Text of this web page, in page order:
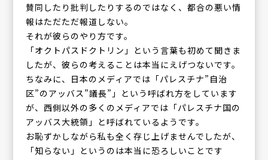
賛同したり批判したりするのではなく、都合の悪い情
報はただただ報道しない。
それが彼らのやり方です。
「オクトパスドクトリン」という言葉も初めて聞きま
したが、彼らの考えることは本当にえげつないです。
ちなみに、日本のメディアでは「パレスチナ”自治
区”のアッバス”議長”」という呼ばれ方をしています
が、西側以外の多くのメディアでは「パレスチナ国の
アッバス大統領」と呼ばれているようです。
お恥ずかしながら私も全く存じ上げませんでしたが、
「知らない」というのは本当に恐ろしいことです